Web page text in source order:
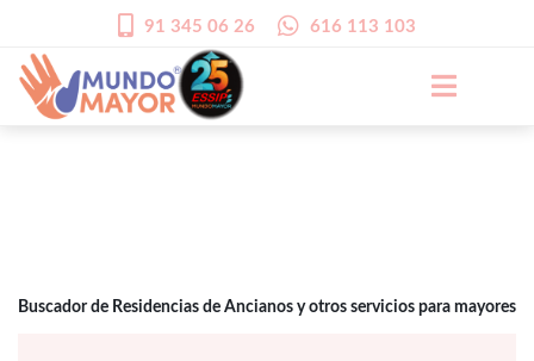
91 345 06 26 616 113 103
Buscador de Residencias de Ancianos y otros servicios para mayores